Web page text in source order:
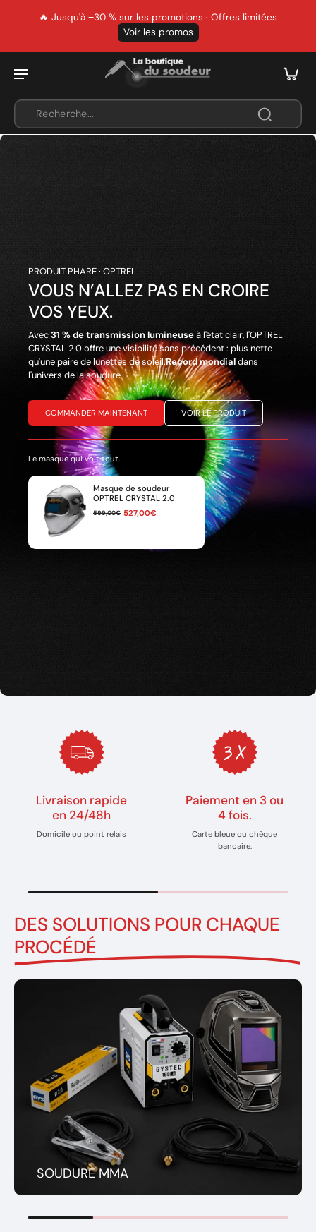
🔥 Jusqu'à −30 % sur les promotions · Offres limitées
Voir les promos
PRODUIT PHARE · OPTREL
VOUS N’ALLEZ PAS EN CROIRE
VOS YEUX.
Avec31 % de transmission lumineuseà l'état clair, l'OPTREL
CRYSTAL 2.0 offre une visibilité sans précédent : plus nette
qu'une paire de lunettes de soleil.ㅤㅤㅤㅤㅤRecord mondialdans
l'univers de la soudure.
COMMANDER MAINTENANT VOIR LE PRODUIT
Le masque qui voit tout.
Masque de soudeur
OPTREL CRYSTAL 2.0
599,00€ 527,00€
Livraison rapide
en 24/48h
Domicile ou point relais
Paiement en 3 ou
4 fois.
Carte bleue ou chèque
bancaire.
DES SOLUTIONS POUR CHAQUE
PROCÉDÉ
SOUDURE MMA